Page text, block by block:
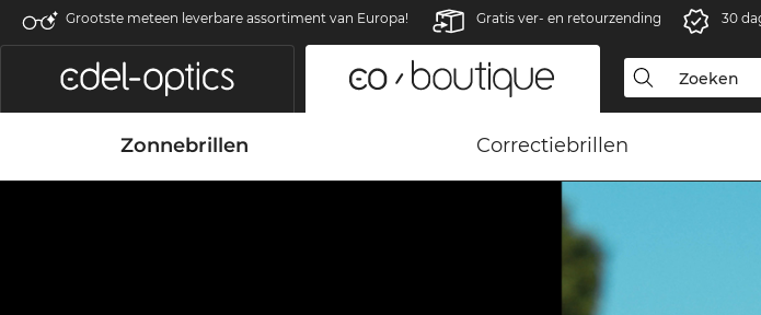
Grootste meteen leverbare assortiment van Europa! Gratis ver- en retourzending 30
Zonnebrillen Correctiebrillen